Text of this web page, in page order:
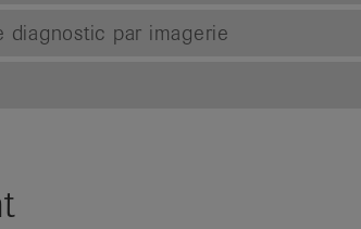
diagnostic par imagerie